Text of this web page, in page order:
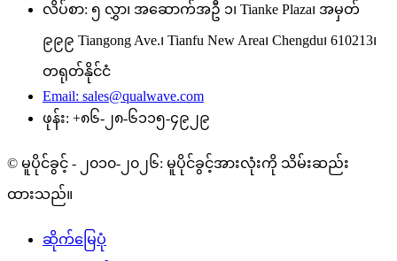
လိပ်စာ: ၅ လွှာ၊ အဆောက်အဦ ၁၊ Tianke Plaza၊ အမှတ်
၉၉၉ Tiangong Ave.၊ Tianfu New Area၊ Chengdu၊ 610213၊
တရုတ်နိုင်ငံ
Email: sales@qualwave.com
ဖုန်း: +၈၆-၂၈-၆၁၁၅-၄၉၂၉
© မူပိုင်ခွင့် - ၂၀၁၀-၂၀၂၆: မူပိုင်ခွင့်အားလုံးကို သိမ်းဆည်း
ထားသည်။
ဆိုက်မြေပုံ